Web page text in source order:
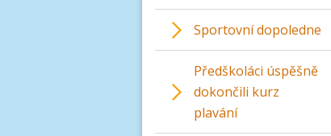
Sportovní dopoledne
Předškoláci úspěšně
dokončili kurz
plavání